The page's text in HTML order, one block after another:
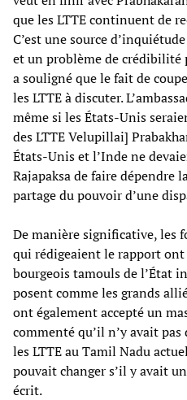
que les LTTE continuent de
C’est une source
et un problème de
a souligné que le fait de
les LTTE à discuter.
même si les États-Unis
des LTTE Velupillai]
États-Unis et l’Inde ne
Rajapaksa de faire dépendre
partage du pouvoir d’une
De manière significative, les
qui rédigeaient le rapport
bourgeois tamouls de l’État
posent comme les grands
ont également accepté un
commenté qu’il n’y avait
les LTTE au Tamil Nadu
pouvait changer s’il y avait
écrit.